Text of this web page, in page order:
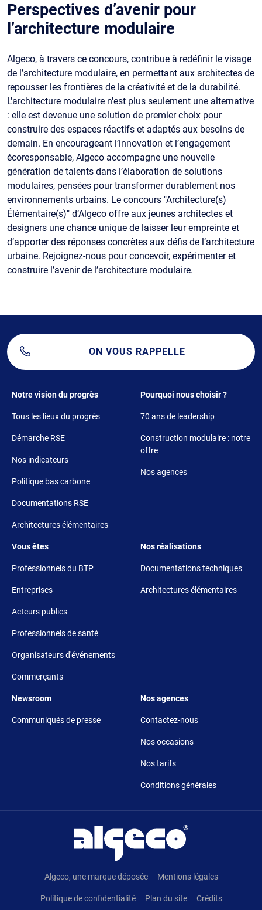
Perspectives d’avenir pour
l’architecture modulaire
Algeco, à travers ce concours, contribue à redéfinir le visage
de l’architecture modulaire, en permettant aux architectes de
repousser les frontières de la créativité et de la durabilité.
L'architecture modulaire n'est plus seulement une alternative
: elle est devenue une solution de premier choix pour
construire des espaces réactifs et adaptés aux besoins de
demain. En encourageant l’innovation et l’engagement
écoresponsable, Algeco accompagne une nouvelle
génération de talents dans l’élaboration de solutions
modulaires, pensées pour transformer durablement nos
environnements urbains. Le concours "Architecture(s)
Élémentaire(s)" d’Algeco offre aux jeunes architectes et
designers une chance unique de laisser leur empreinte et
d’apporter des réponses concrètes aux défis de l’architecture
urbaine. Rejoignez-nous pour concevoir, expérimenter et
construire l’avenir de l’architecture modulaire.
ON VOUS RAPPELLE
Footer 1
Notre vision du progrès
Tous les lieux du progrès
Démarche RSE
Nos indicateurs
Politique bas carbone
Documentations RSE
Architectures élémentaires
Footer 2
Pourquoi nous choisir ?
70 ans de leadership
Construction modulaire : notre
offre
Nos agences
Footer 3
Vous êtes
Professionnels du BTP
Entreprises
Acteurs publics
Professionnels de santé
Organisateurs d'événements
Commerçants
Footer 4
Nos réalisations
Documentations techniques
Architectures élémentaires
Footer 5
Newsroom
Communiqués de presse
Footer 6
Nos agences
Contactez-nous
Nos occasions
Nos tarifs
Conditions générales
Algeco, une marque déposée Mentions légales
Politique de confidentialité Plan du site Crédits